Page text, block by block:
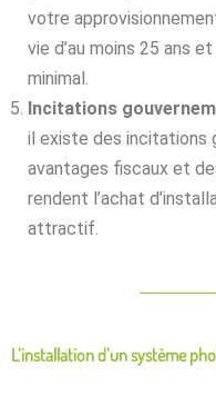
votre
vie d’au moins 25 ans et
minimal.
Incitations
il existe des incitations
avantages fiscaux et
rendent l’achat
attractif.
L’installationd’unsystème